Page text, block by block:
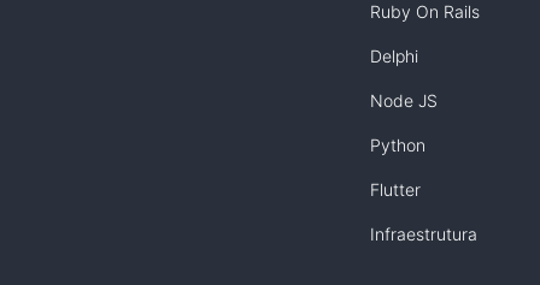
Ruby On Rails
Delphi
Node JS
Python
Flutter
Infraestrutura